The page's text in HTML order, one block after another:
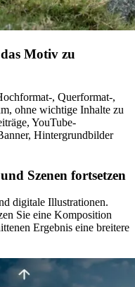
Motiv zu
, Querformat-,
ohne wichtige Inhalte zu
YouTube-
Hintergrundbilder
Szenen fortsetzen
digitale Illustrationen.
Sie eine Komposition
Ergebnis eine breitere